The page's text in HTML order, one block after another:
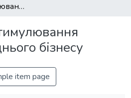
Доцільність стимулювання малого і середнього бізнесу
бізнесу
item page